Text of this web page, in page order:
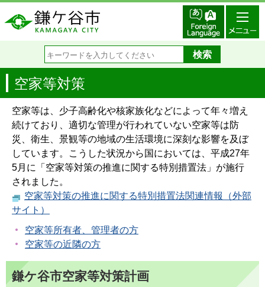
空家等対策
空家等は、少子高齢化や核家族化などによって年々増え
続けており、適切な管理が行われていない空家等は防
災、衛生、景観等の地域の生活環境に深刻な影響を及ぼ
しています。こうした状況から国においては、平成27年
5月に「空家等対策の推進に関する特別措置法」が施行
されました。
空家等対策の推進に関する特別措置法関連情報（外部
サイト）
空家等所有者、管理者の方
空家等の近隣の方
鎌ケ谷市空家等対策計画